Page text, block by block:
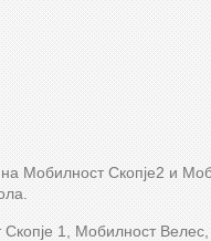
Мобилност Скопје2 и
1, Мобилност